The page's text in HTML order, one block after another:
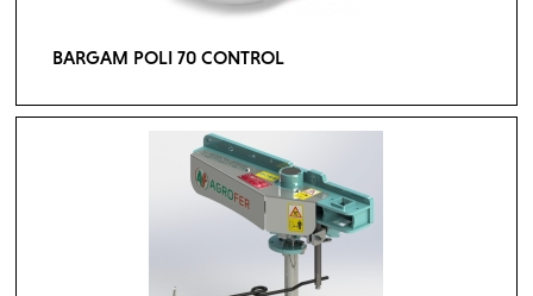
BARGAM POLI 70 CONTROL